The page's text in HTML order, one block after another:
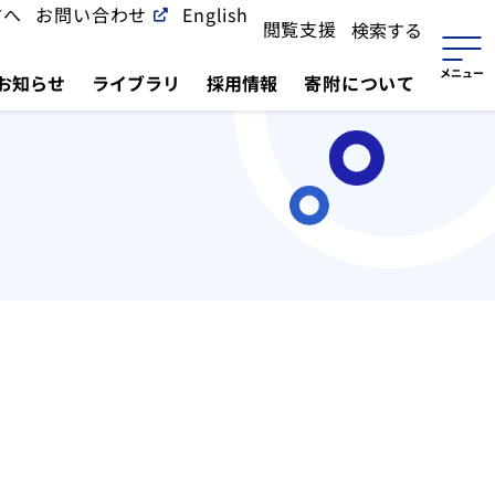
お問い合わせ English
閲覧支援 検索する
知らせ ライブラリ 採用情報 寄附について